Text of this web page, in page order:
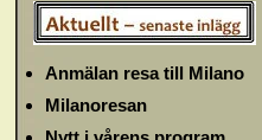
Anmälan resa till Milano
Milanoresan